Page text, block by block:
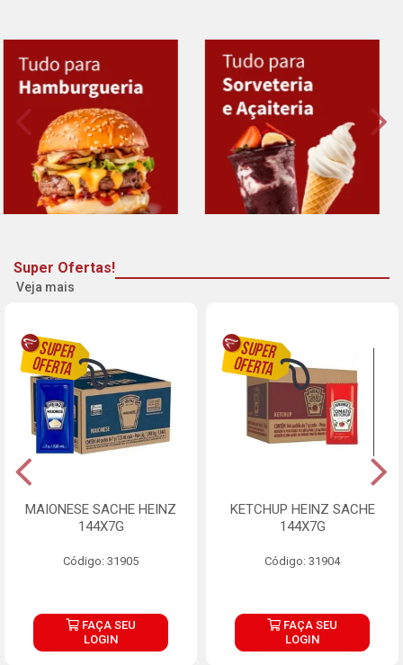
Super Ofertas!
Veja mais
MAIONESE SACHE HEINZ
144X7G
Código: 31905
FAÇA SEU
LOGIN
KETCHUP HEINZ SACHE
144X7G
Código: 31904
FAÇA SEU
LOGIN